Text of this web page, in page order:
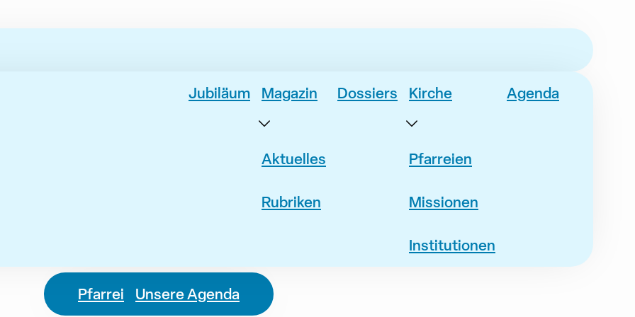
Jubiläum Magazin
Aktuelles
Rubriken
Dossiers Kirche
Pfarreien
Missionen
Institutionen
Agenda
Pfarrei Unsere Agenda